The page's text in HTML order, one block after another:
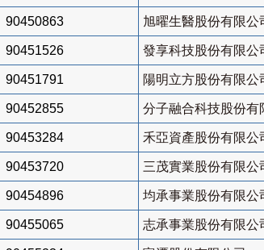
90450863 旭曜生醫股份有限公
90451526 發享科技股份有限公
90451791 陽明立方股份有限公
90452855 分子融合科技股份有
90453284 禾亞資產股份有限公
90453720 三茂實業股份有限公
90454896 均承事業股份有限公
90455065 志承事業股份有限公